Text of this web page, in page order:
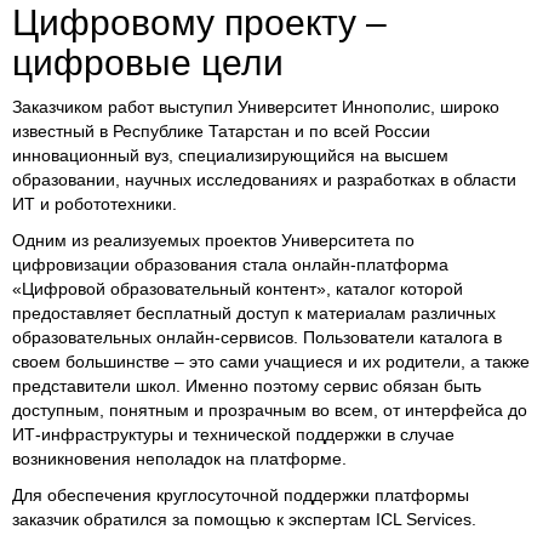
Цифровому проекту –
цифровые цели
Заказчиком работ выступил Университет Иннополис, широко
известный в Республике Татарстан и по всей России
инновационный вуз, специализирующийся на высшем
образовании, научных исследованиях и разработках в области
ИТ и робототехники.
Одним из реализуемых проектов Университета по
цифровизации образования стала онлайн-платформа
«Цифровой образовательный контент», каталог которой
предоставляет бесплатный доступ к материалам различных
образовательных онлайн-сервисов. Пользователи каталога в
своем большинстве – это сами учащиеся и их родители, а также
представители школ. Именно поэтому сервис обязан быть
доступным, понятным и прозрачным во всем, от интерфейса до
ИТ-инфраструктуры и технической поддержки в случае
возникновения неполадок на платформе.
Для обеспечения круглосуточной поддержки платформы
заказчик обратился за помощью к экспертам ICL Services.